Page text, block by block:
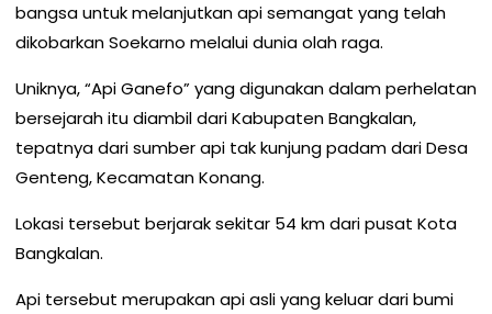
bangsa untuk melanjutkan api semangat yang telah
dikobarkan Soekarno melalui dunia olah raga.
Uniknya, “Api Ganefo” yang digunakan dalam perhelatan
bersejarah itu diambil dari Kabupaten Bangkalan,
tepatnya dari sumber api tak kunjung padam dari Desa
Genteng, Kecamatan Konang.
Lokasi tersebut berjarak sekitar 54 km dari pusat Kota
Bangkalan.
Api tersebut merupakan api asli yang keluar dari bumi